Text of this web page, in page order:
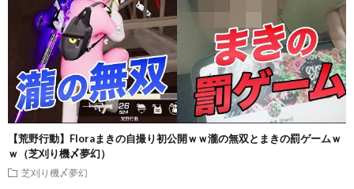
【荒野行動】Floraまきの自撮り初公開ｗｗ瀧の無双とまきの罰ゲームｗ
ｗ（芝刈り機〆夢幻）
芝刈り機〆夢幻